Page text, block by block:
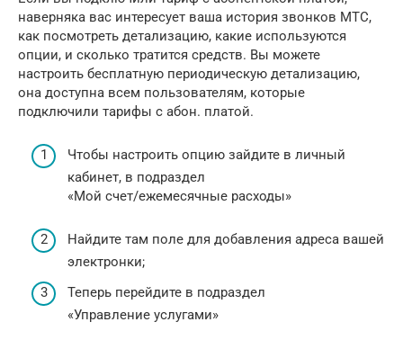
наверняка вас интересует ваша история звонков МТС,
как посмотреть детализацию, какие используются
опции, и сколько тратится средств. Вы можете
настроить бесплатную периодическую детализацию,
она доступна всем пользователям, которые
подключили тарифы с абон. платой.
Чтобы настроить опцию зайдите в личный
кабинет, в подраздел
«Мой счет/ежемесячные расходы»
Найдите там поле для добавления адреса вашей
электронки;
Теперь перейдите в подраздел
«Управление услугами»